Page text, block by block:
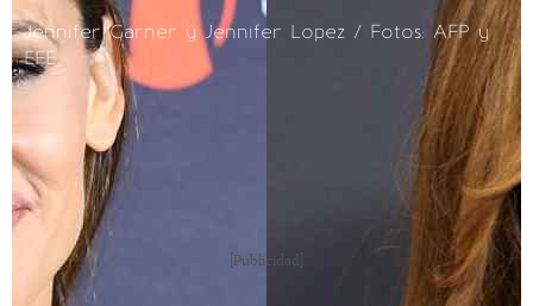
Jennifer Garner y Jennifer Lopez / Fotos: AFP y
EFE
[Publicidad]